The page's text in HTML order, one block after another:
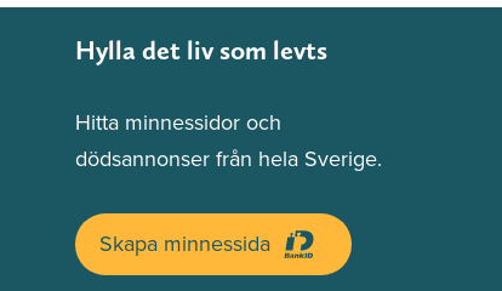
Hylla det liv som levts
Hitta minnessidor och
dödsannonser från hela Sverige.
Skapa minnessida